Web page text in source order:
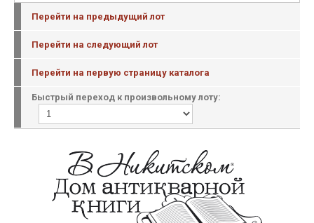
Перейти на предыдущий лот
Перейти на следующий лот
Перейти на первую страницу каталога
Быстрый переход к произвольному лоту: